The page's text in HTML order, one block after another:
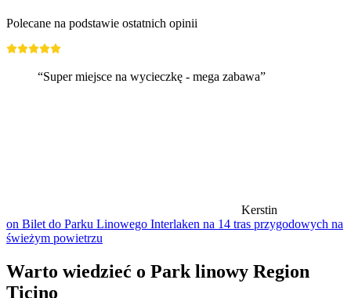
Polecane na podstawie ostatnich opinii
“Super miejsce na wycieczkę - mega zabawa”
Kerstin
on Bilet do Parku Linowego Interlaken na 14 tras przygodowych na
świeżym powietrzu
Warto wiedzieć o Park linowy Region
Ticino